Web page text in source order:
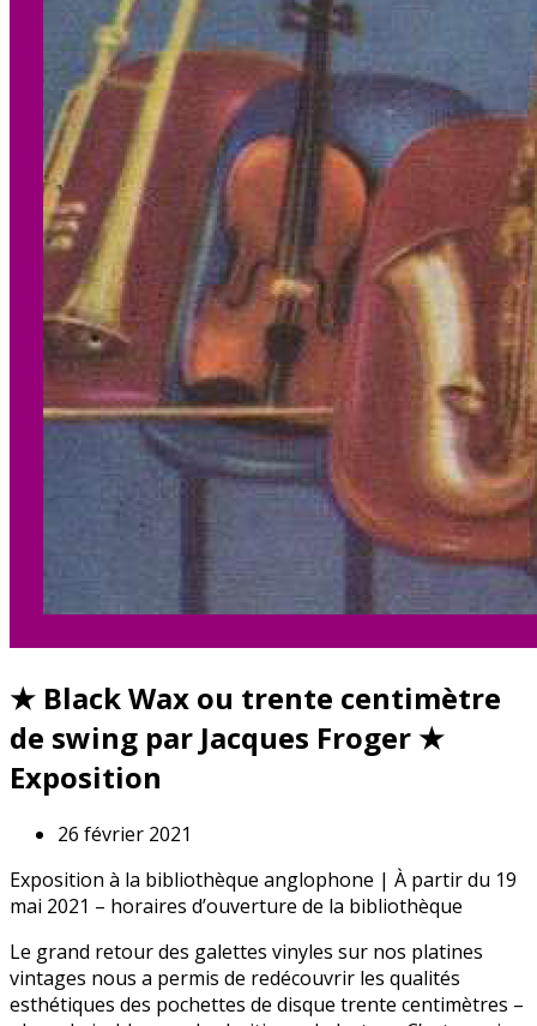
★ Black Wax ou trente centimètre
de swing par Jacques Froger ★
Exposition
26 février 2021
Exposition à la bibliothèque anglophone | À partir du 19
mai 2021 – horaires d’ouverture de la bibliothèque
Le grand retour des galettes vinyles sur nos platines
vintages nous a permis de redécouvrir les qualités
esthétiques des pochettes de disque trente centimètres –